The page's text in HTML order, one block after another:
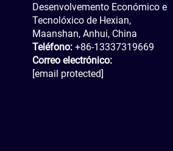
Desenvolvemento Económico e
Tecnolóxico de Hexian,
Maanshan, Anhui, China
Teléfono: +86-13337319669
Correo electrónico:
[email protected]